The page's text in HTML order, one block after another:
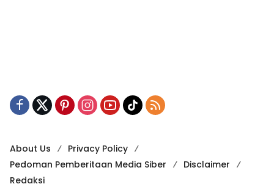
About Us
Privacy Policy
Pedoman Pemberitaan Media Siber
Disclaimer
Redaksi